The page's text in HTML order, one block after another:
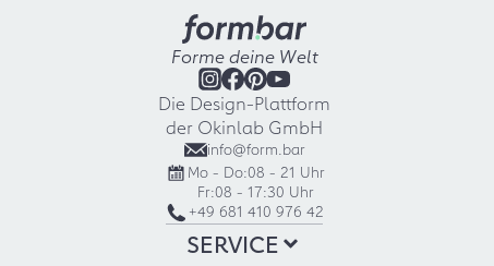
Forme deine Welt
Die Design-Plattform
der Okinlab GmbH
info@form.bar
Mo - Do:08 - 21 Uhr
Fr:08 - 17:30 Uhr
+49 681 410 976 42
SERVICE